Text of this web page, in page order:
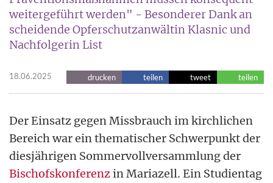
weitergeführt werden" - Besonderer Dank an
scheidende Opferschutzanwältin Klasnic und
Nachfolgerin List
18.06.2025 drucken teilen tweet teilen
Der Einsatz gegen Missbrauch im kirchlichen
Bereich war ein thematischer Schwerpunkt der
diesjährigen Sommervollversammlung der
Bischofskonferenzin Mariazell. Ein Studientag